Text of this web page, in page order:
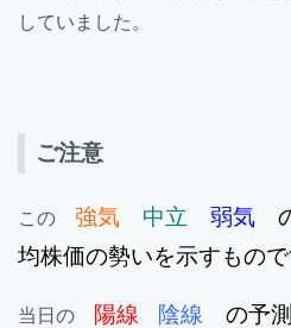
していました。
ご注意
この 強気 中立 弱気
均株価の勢いを示すもので
当日の 陽線 陰線 の予